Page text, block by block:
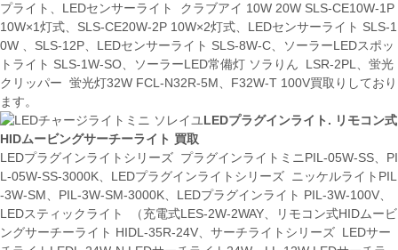
プライト、LEDセンサーライト クラブアイ 10W 20W SLS-CE10W-1P
10W×1灯式、SLS-CE20W-2P 10W×2灯式、LEDセンサーライト SLS-1
0W 、SLS-12P、LEDセンサーライト SLS-8W-C、ソーラーLEDスポッ
トライト SLS-1W-SO、ソーラーLED常備灯 ソラりん LSR-2PL、蛍光
クリッパー 蛍光灯32W FCL-N32R-5M、F32W-T 100V買取りしており
ます。
LEDプラグインライト. リモコン式
HIDムービングサーチーライト 買取
LEDプラグインライトシリーズ プラグインライトミニPIL-05W-SS、PI
L-05W-SS-3000K、LEDプラグインライトシリーズ ニッケルライトPIL
-3W-SM、PIL-3W-SM-3000K、LEDプラグインライト PIL-3W-100V、
LEDスティックライト （充電式LES-2W-2WAY、リモコン式HIDムービ
ングサーチーライト HIDL-35R-24V、サーチライトシリーズ LEDサー